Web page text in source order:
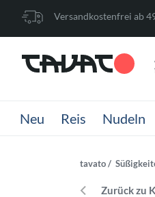
Versandkostenfrei ab
Neu Reis Nudeln
tavato
Zurück zu